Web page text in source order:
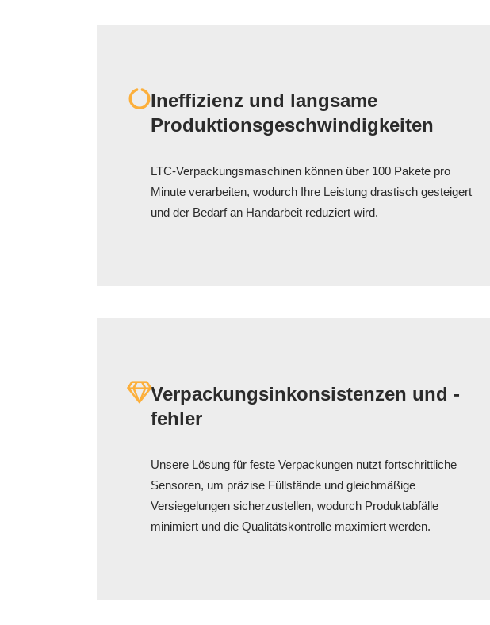
Ineffizienz und langsame
Produktionsgeschwindigkeiten
LTC-Verpackungsmaschinen können über 100 Pakete pro
Minute verarbeiten, wodurch Ihre Leistung drastisch gesteigert
und der Bedarf an Handarbeit reduziert wird.
Verpackungsinkonsistenzen und -
fehler
Unsere Lösung für feste Verpackungen nutzt fortschrittliche
Sensoren, um präzise Füllstände und gleichmäßige
Versiegelungen sicherzustellen, wodurch Produktabfälle
minimiert und die Qualitätskontrolle maximiert werden.